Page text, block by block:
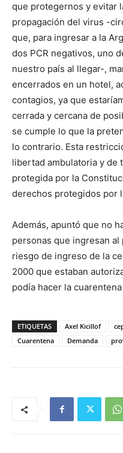
que protegernos y evitar
propagación del virus -
que, para ingresar a la
dos PCR negativos, uno
nuestro país al llegar-,
encerrados en un hotel,
contagios, ya que
cerrada y cercana de
se cumple lo que la
lo contrario. Esta
libertad ambulatoria y de
protegida por la
derechos protegidos por
Además, apuntó que no
personas que ingresan
riesgo de ingreso de la
2000 que estaban
podía hacer la
ETIQUETAS Axel Kicillof
Cuarentena
Demanda